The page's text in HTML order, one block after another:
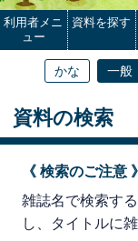
利用者メニ
ュー
資料を探す
かな 一般
資料の検索
《 検索のご注意 》
雑誌名で検索す
し、タイトルに